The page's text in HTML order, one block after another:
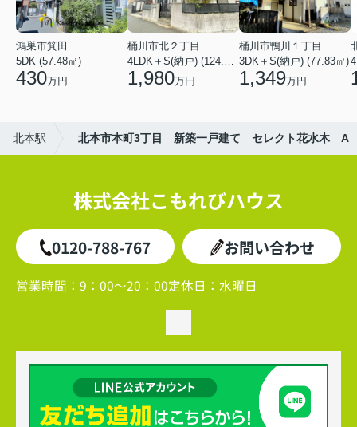
鴻巣市箕田
5DK (57.48㎡)
430万円
桶川市北２丁目
4LDK＋S(納戸) (124.84㎡)
1,980万円
桶川市鴨川１丁目
3DK＋S(納戸) (77.83㎡)
1,349万円
北本駅 北本市本町3丁目 新築一戸建て セレクト花水木 A
株式会社こもれびハウス
0120-788-767 お問い合わせ
営業時間： 9：00～20：00定休日： 水曜日